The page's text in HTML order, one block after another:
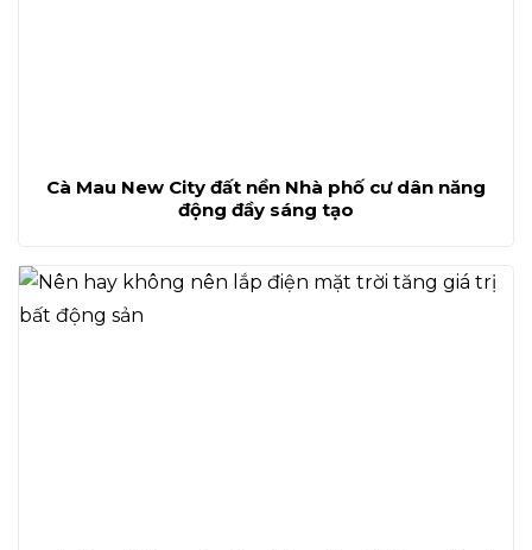
Cà Mau New City đất nền Nhà phố cư dân năng
động đầy sáng tạo